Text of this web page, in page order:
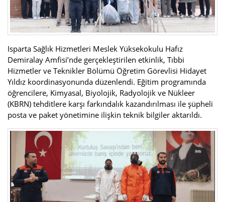
Isparta Sağlık Hizmetleri Meslek Yüksekokulu Hafız
Demiralay Amfisi’nde gerçekleştirilen etkinlik, Tıbbi
Hizmetler ve Teknikler Bölümü Öğretim Görevlisi Hidayet
Yıldız koordinasyonunda düzenlendi. Eğitim programında
öğrencilere, Kimyasal, Biyolojik, Radyolojik ve Nükleer
(KBRN) tehditlere karşı farkındalık kazandırılması ile şüpheli
posta ve paket yönetimine ilişkin teknik bilgiler aktarıldı.